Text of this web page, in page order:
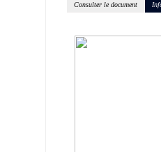
Consulter le document